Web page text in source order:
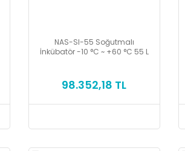
NAS-SI-55 Soğutmalı
İnkübatör -10 °C ~ +60 °C 55 L
98.352,18 TL